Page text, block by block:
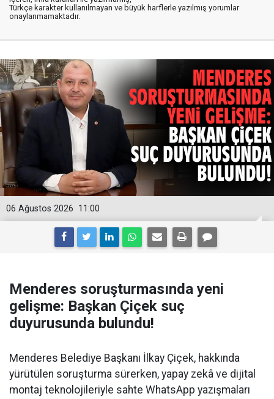
Türkçe karakter kullanılmayan ve büyük harflerle yazılmış yorumlar
onaylanmamaktadır.
11:00
06 Ağustos 2026
Menderes soruşturmasında yeni
gelişme: Başkan Çiçek suç
duyurusunda bulundu!
Menderes Belediye Başkanı İlkay Çiçek, hakkında
yürütülen soruşturma sürerken, yapay zekâ ve dijital
montaj teknolojileriyle sahte WhatsApp yazışmaları